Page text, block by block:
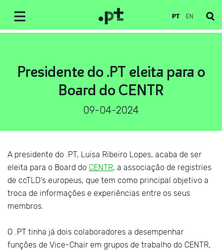
PT EN
Presidente do .PT eleita para o
Board do CENTR
09-04-2024
A presidente do .PT, Luisa Ribeiro Lopes, acaba de ser
eleita para o Board do CENTR, a associação de registries
de ccTLD's europeus, que tem como principal objetivo a
troca de informações e experiências entre os seus
membros.
O .PT tinha já dois colaboradores a desempenhar
funções de Vice-Chair em grupos de trabalho do CENTR,